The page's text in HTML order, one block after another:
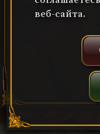
веб-сайта.